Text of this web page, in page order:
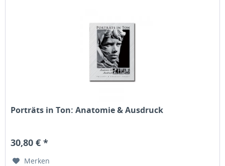
Porträts in Ton: Anatomie & Ausdruck
30,80 € *
Merken